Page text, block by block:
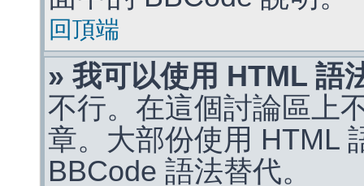
回頂端
» 我可以使用 HTML 語
不行。在這個討論區上
章。大部份使用 HTML
BBCode 語法替代。